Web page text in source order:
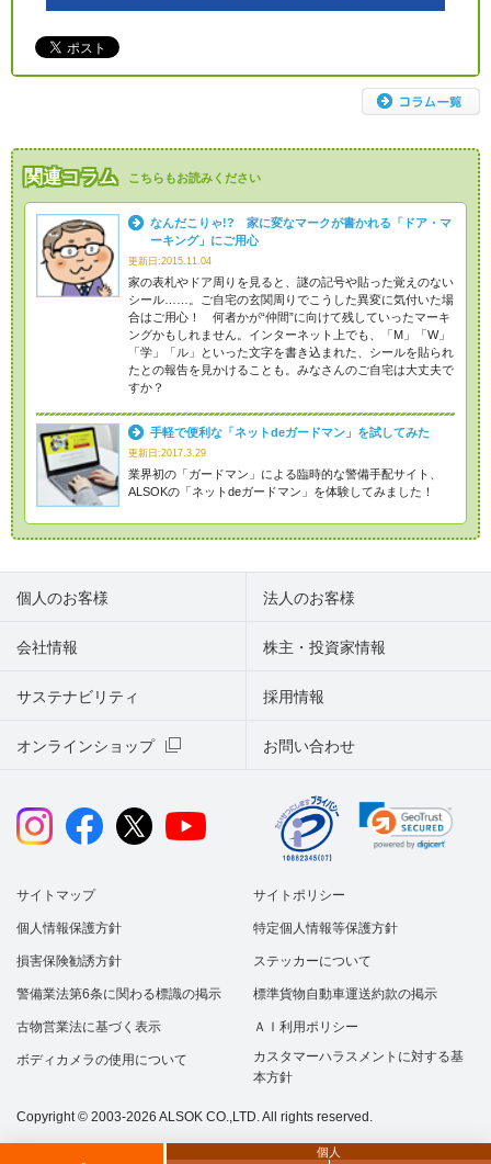
関連コラム こちらもお読みください
なんだこりゃ!? 家に変なマークが書かれる「ドア・マ
ーキング」にご用心
更新日:2015.11.04
家の表札やドア周りを見ると、謎の記号や貼った覚えのない
シール……。ご自宅の玄関周りでこうした異変に気付いた場
合はご用心！ 何者かが“仲間”に向けて残していったマーキ
ングかもしれません。インターネット上でも、「M」「W」
「学」「ル」といった文字を書き込まれた、シールを貼られ
たとの報告を見かけることも。みなさんのご自宅は大丈夫で
すか？
手軽で便利な「ネットdeガードマン」を試してみた
更新日:2017.3.29
業界初の「ガードマン」による臨時的な警備手配サイト、
ALSOKの「ネットdeガードマン」を体験してみました！
個人
個人のお客様 法人のお客様
会社情報 株主・投資家情報
サステナビリティ
オンラインショップ お問い合わせ
採用情報
サイトマップ サイトポリシー
個人情報保護方針 特定個人情報等保護方針
損害保険勧誘方針 ステッカーについて
警備業法第6条に関わる標識の掲示 標準貨物自動車運送約款の掲示
古物営業法に基づく表示 ＡＩ利用ポリシー
ボディカメラの使用について
カスタマーハラスメントに対する基
本方針
Copyright © 2003-2026 ALSOK CO.,LTD. All rights reserved.